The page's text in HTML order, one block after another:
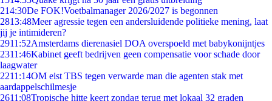
214:30De FOK!Voetbalmanager 2026/2027 is begonnen
2813:48Meer agressie tegen een andersluidende politieke mening, laat
jij je intimideren?
2911:52Amsterdams dierenasiel DOA overspoeld met babykonijntjes
2311:46Kabinet geeft bedrijven geen compensatie voor schade door
laagwater
2211:14OM eist TBS tegen verwarde man die agenten stak met
aardappelschilmesje
2611:08Tropische hitte keert zondag terug met lokaal 32 graden